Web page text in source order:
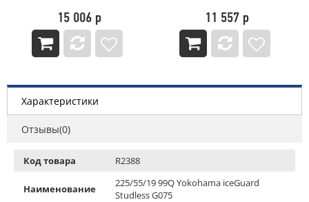
15 006 р 11 557 р
Характеристики
Отзывы(0)
Код товара R2388
Наименование
225/55/19 99Q Yokohama iceGuard
Studless G075